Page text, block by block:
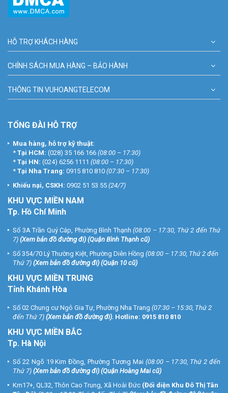
HỖ TRỢ KHÁCH HÀNG
CHÍNH SÁCH MUA HÀNG – BẢO HÀNH
THÔNG TIN VUHOANGTELECOM
TỔNG ĐÀI HỖ TRỢ
Mua hàng, hỗ trợ kỹ thuật:
* Tại HCM: (028) 35 166 166 (08:00 – 17:30)
* Tại HN: (024) 6256 1111 (08:00 – 17:30)
* Tại Nha Trang: 0915 810 810 (07:30 – 17:30)
Khiếu nại, CSKH: 0902 51 53 55 (24/7)
KHU VỰC MIỀN NAM
Tp. Hồ Chí Minh
Số 3A Trần Quý Cáp, Phường Bình Thạnh (08:00 – 17:30, Thứ 2 đến Thứ
7) (Xem bản đồ đường đi) (Quận Bình Thạnh cũ)
Số 354/70 Lý Thường Kiệt, Phường Diên Hồng (08:00 – 17:30, Thứ 2 đến
Thứ 7) (Xem bản đồ đường đi) (Quận 10 cũ)
KHU VỰC MIỀN TRUNG
Tỉnh Khánh Hòa
Số 02 Chung cư Ngô Gia Tự, Phường Nha Trang (07:30 – 15:30, Thứ 2
đến Thứ 7) (Xem bản đồ đường đi). Hotline: 0915 810 810
KHU VỰC MIỀN BẮC
Tp. Hà Nội
Số 22 Ngõ 19 Kim Đồng, Phường Tương Mai (08:00 – 17:30, Thứ 2 đến
Thứ 7) (Xem bản đồ đường đi) (Quận Hoàng Mai cũ)
Km17+, QL32, Thôn Cao Trung, Xã Hoài Đức (Đối diện Khu Đô Thị Tân